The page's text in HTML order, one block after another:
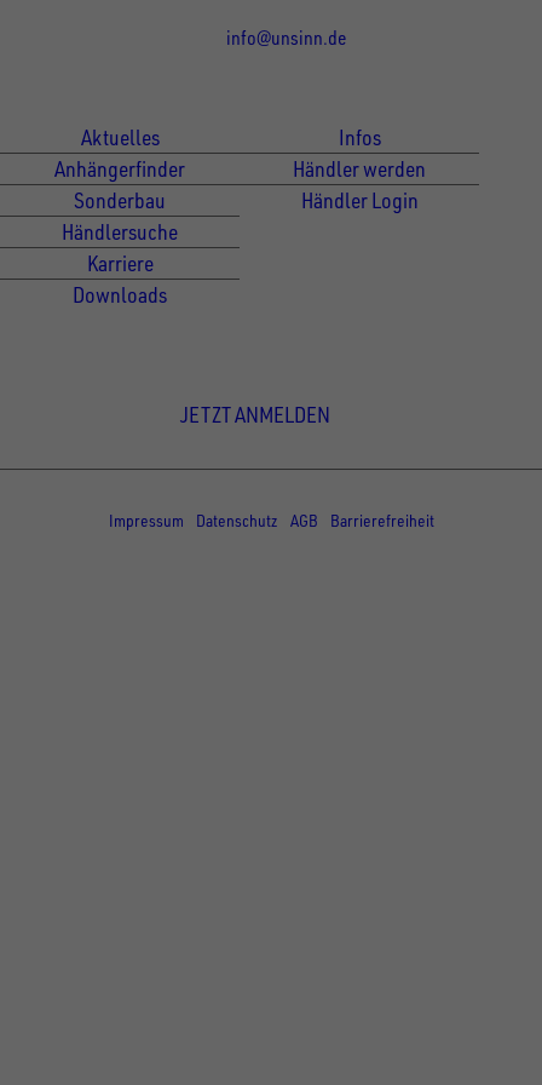
info@unsinn.de
Aktuelles
Anhängerfinder
Sonderbau
Händlersuche
Karriere
Downloads
Infos
Händler werden
Händler Login
JETZT ANMELDEN
Impressum
Datenschutz AGB Barrierefreiheit